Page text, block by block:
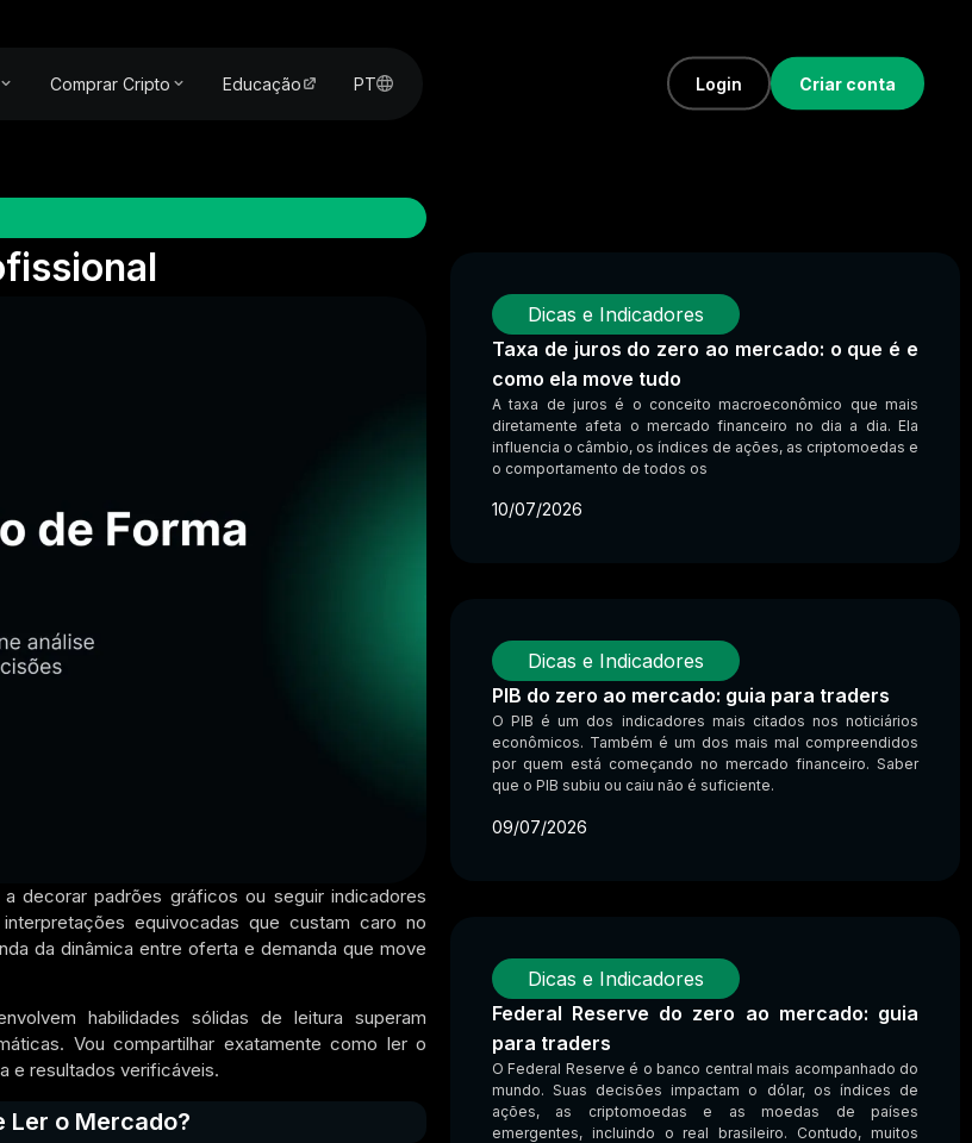
Comprar Cripto Educação PT Login Criar conta
decorar padrões gráficos ou seguir indicadores
equivocadas que custam caro no
da dinâmica entre oferta e demanda que move
habilidades sólidas de leitura superam
Vou compartilhar exatamente como ler o
e resultados verificáveis.
Ler o Mercado?
Dicas e Indicadores
Taxa de juros do zero ao mercado: o que é e
como ela move tudo
A taxa de juros é o conceito macroeconômico que mais
diretamente afeta o mercado financeiro no dia a dia. Ela
influencia o câmbio, os índices de ações, as criptomoedas e
o comportamento de todos os
10/07/2026
Dicas e Indicadores
PIB do zero ao mercado: guia para traders
O PIB é um dos indicadores mais citados nos noticiários
econômicos. Também é um dos mais mal compreendidos
por quem está começando no mercado financeiro. Saber
que o PIB subiu ou caiu não é suficiente.
09/07/2026
Dicas e Indicadores
Federal Reserve do zero ao mercado: guia
para traders
O Federal Reserve é o banco central mais acompanhado do
mundo. Suas decisões impactam o dólar, os índices de
ações, as criptomoedas e as moedas de países
emergentes, incluindo o real brasileiro. Contudo, muitos